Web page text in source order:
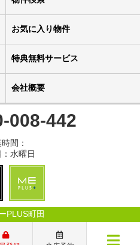
お気に入り物件
特典無料サービス
会社概要
008-442
間：
水曜日
PLUS町田